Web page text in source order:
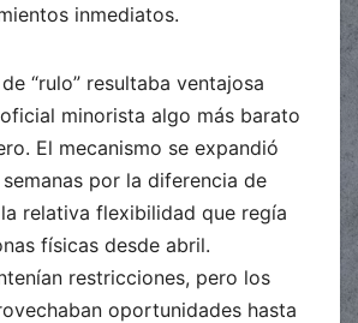
inmediatos.
“rulo” resultaba ventajosa
minorista algo más barato
El mecanismo se expandió
por la diferencia de
relativa flexibilidad que regía
físicas desde abril.
restricciones, pero los
oportunidades hasta